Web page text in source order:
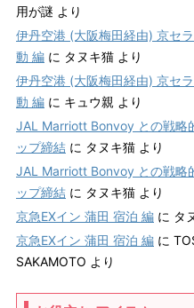
用が謎 より
伊丹空港 (大阪梅田経由) 京セ
動 編 に タヌキ猫 より
伊丹空港 (大阪梅田経由) 京セ
動 編 に キュウ親 より
JAL Marriott Bonvoy との戦略
ップ締結 に タヌキ猫 より
JAL Marriott Bonvoy との戦略
ップ締結 に タヌキ猫 より
京急EXイン 蒲田 宿泊 編 に タ
京急EXイン 蒲田 宿泊 編 に
SAKAMOTO より